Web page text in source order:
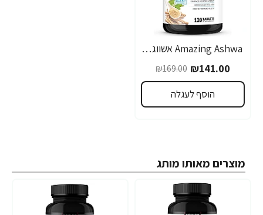
-17%
Amazing Ashwa אשווגנדה פלוס 120 טבליות - מבית Force Factor
₪141.00
₪169.00
הוסף לעגלה
מוצרים מאותו מותג